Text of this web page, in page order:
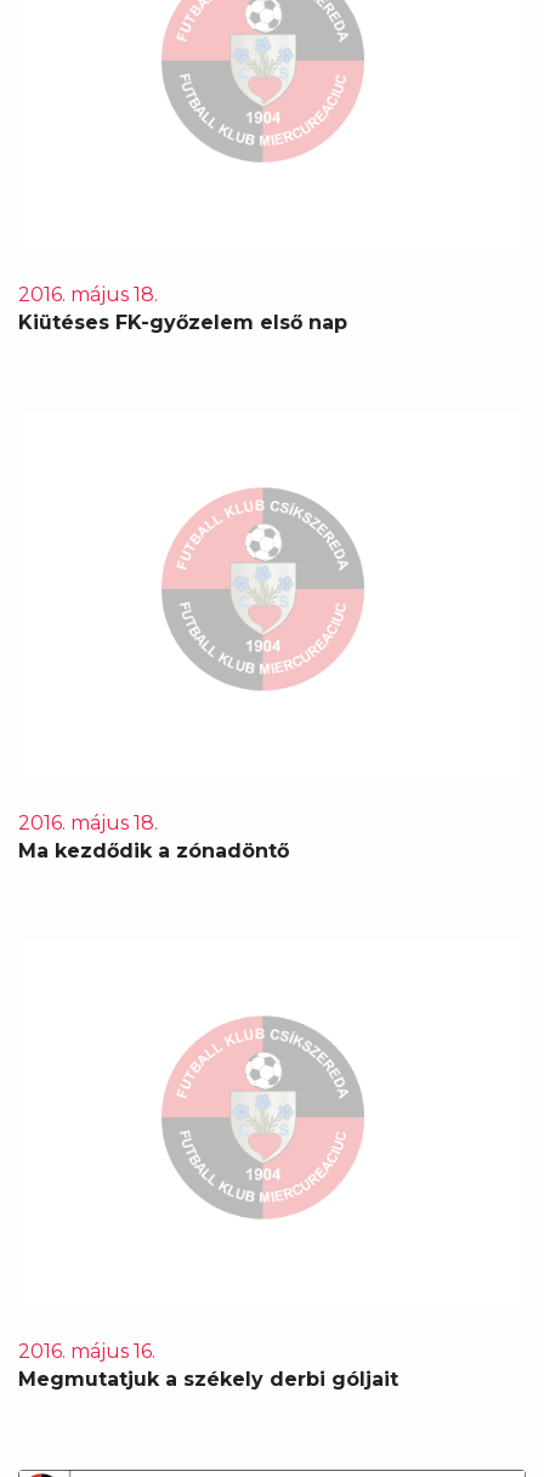
2016. május 18.
Kiütéses FK-győzelem első nap
2016. május 18.
Ma kezdődik a zónadöntő
2016. május 16.
Megmutatjuk a székely derbi góljait